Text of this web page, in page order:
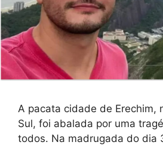
A pacata cidade de Erechim,
Sul, foi abalada por uma
todos. Na madrugada do dia